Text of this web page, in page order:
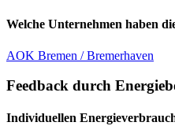
Welche Unternehmen haben
AOK Bremen / Bremerhaven
Feedback durch
Individuellen